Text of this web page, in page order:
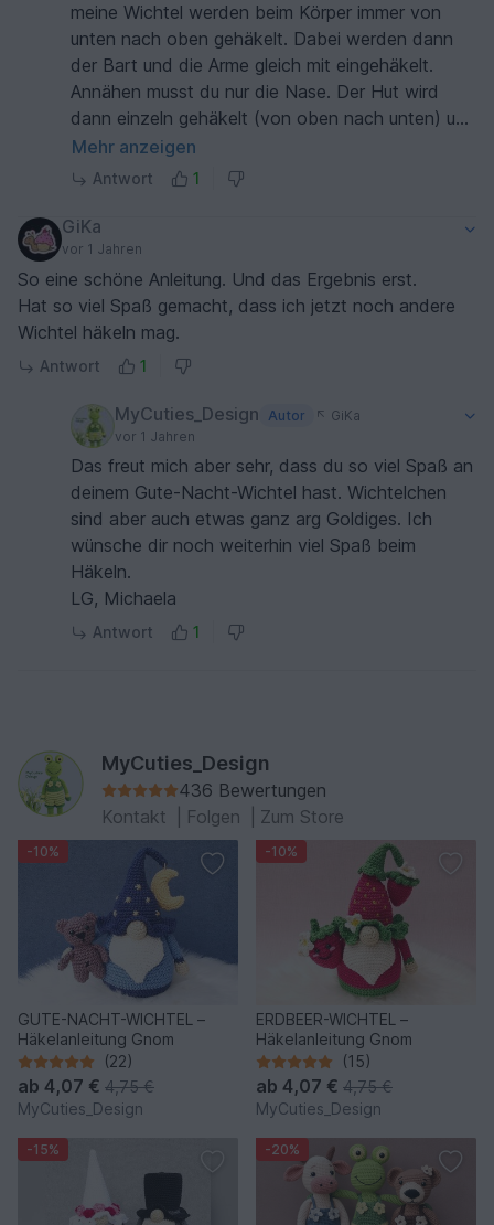
meine Wichtel werden beim Körper immer von
unten nach oben gehäkelt. Dabei werden dann
der Bart und die Arme gleich mit eingehäkelt.
Annähen musst du nur die Nase. Der Hut wird
dann einzeln gehäkelt (von oben nach unten) und
entlang einer vorgegebenen Linie am Körper
festgenäht. Da kann absolut nichts schief gehen.
Mehr anzeigen
Antwort 1
GiKa
vor 1 Jahren
So eine schöne Anleitung. Und das Ergebnis erst.
Hat so viel Spaß gemacht, dass ich jetzt noch andere
Wichtel häkeln mag.
Antwort 1
MyCuties_Design Autor
GiKa
vor 1 Jahren
Das freut mich aber sehr, dass du so viel Spaß an
deinem Gute-Nacht-Wichtel hast. Wichtelchen
sind aber auch etwas ganz arg Goldiges. Ich
wünsche dir noch weiterhin viel Spaß beim
Häkeln.
LG, Michaela
Antwort 1
MyCuties_Design
436 Bewertungen
Kontakt
Folgen Zum Store
-10%
GUTE-NACHT-WICHTEL –
Häkelanleitung Gnom
(22)
ab 4,07 € 4,75 €
MyCuties_Design
-10%
ERDBEER-WICHTEL –
Häkelanleitung Gnom
(15)
ab 4,07 € 4,75 €
MyCuties_Design
-15% -20%